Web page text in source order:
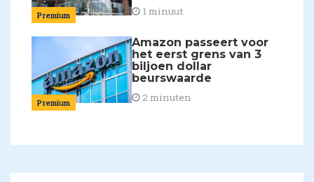
Premium 1 minuut
Premium
Amazon passeert voor
het eerst grens van 3
biljoen dollar
beurswaarde
2 minuten